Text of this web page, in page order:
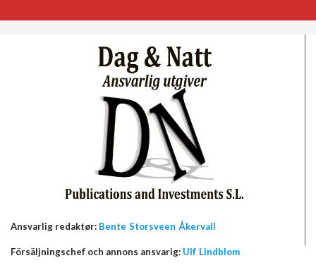
Ansvarlig redaktør: Bente Storsveen Åkervall
Försäljningschef och annons ansvarig: Ulf Lindblom